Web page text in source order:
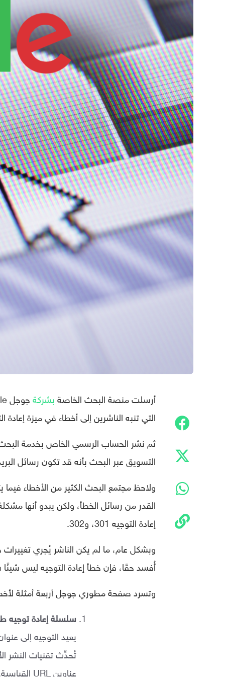
أرسلت منصة البحث الخاصةبشركة
التي تنبه الناشرين إلى أخطاء في ميزة إعادة
التسويق عبر البحث بأنه قد تكون رسائل
ولاحظ مجتمع البحث الكثير من الأخطاء
إعادة التوجيه 301، و302.
وبشكل عام، ما لم يكن الناشر يُجري
أُفسد حقًا، فإن خطأ إعادة التوجيه ليس
وتسرد صفحة مطوري جوجل أربعة أمثلة
سلسلة إعادة توجيه
عناوين URL القياسية.